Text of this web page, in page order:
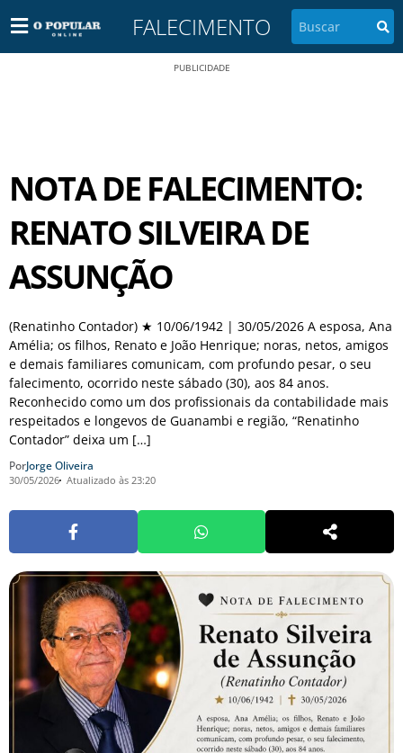
FALECIMENTO
PUBLICIDADE
NOTA DE FALECIMENTO:
RENATO SILVEIRA DE
ASSUNÇÃO
(Renatinho Contador) ★ 10/06/1942 | 30/05/2026 A esposa, Ana
Amélia; os filhos, Renato e João Henrique; noras, netos, amigos
e demais familiares comunicam, com profundo pesar, o seu
falecimento, ocorrido neste sábado (30), aos 84 anos.
Reconhecido como um dos profissionais da contabilidade mais
respeitados e longevos de Guanambi e região, “Renatinho
Contador” deixa um […]
PorJorge Oliveira
30/05/2026 Atualizado às 23:20